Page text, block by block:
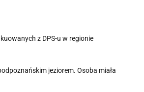
z DPS-u w regionie
jeziorem. Osoba miała